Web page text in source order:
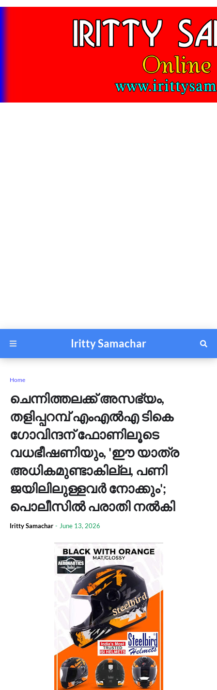
Iritty Samachar
Home
ചെന്നിത്തലക്ക് അസഭ്യം,
തളിപ്പറമ്പ് എംഎൽഎ ടികെ
ഗോവിന്ദന് ഫോണിലൂടെ
വധഭീഷണിയും, 'ഈ യാത്ര
അധികമുണ്ടാകില്ല, പണി
ജയിലിലുള്ളവർ നോക്കും';
പൊലീസിൽ പരാതി നൽകി
Iritty Samachar - June 13, 2026